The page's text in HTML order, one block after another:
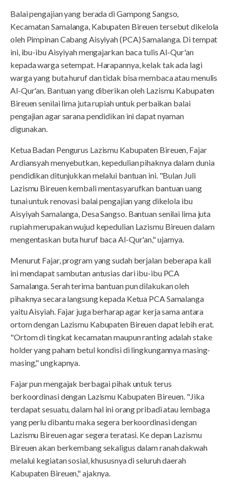
Balai pengajian yang berada di Gampong Sangso,
Kecamatan Samalanga, Kabupaten Bireuen tersebut dikelola
oleh Pimpinan Cabang Aisyiyah (PCA) Samalanga. Di tempat
ini, ibu-ibu Aisyiyah mengajarkan baca tulis Al-Qur'an
kepada warga setempat. Harapannya, kelak tak ada lagi
warga yang buta huruf dan tidak bisa membaca atau menulis
Al-Qur'an. Bantuan yang diberikan oleh Lazismu Kabupaten
Bireuen senilai lima juta rupiah untuk perbaikan balai
pengajian agar sarana pendidikan ini dapat nyaman
digunakan.
Ketua Badan Pengurus Lazismu Kabupaten Bireuen, Fajar
Ardiansyah menyebutkan, kepedulian pihaknya dalam dunia
pendidikan ditunjukkan melalui bantuan ini. "Bulan Juli
Lazismu Bireuen kembali mentasyarufkan bantuan uang
tunai untuk renovasi balai pengajian yang dikelola ibu
Aisyiyah Samalanga, Desa Sangso. Bantuan senilai lima juta
rupiah merupakan wujud kepedulian Lazismu Bireuen dalam
mengentaskan buta huruf baca Al-Qur'an," ujarnya.
Menurut Fajar, program yang sudah berjalan beberapa kali
ini mendapat sambutan antusias dari ibu-ibu PCA
Samalanga. Serah terima bantuan pun dilakukan oleh
pihaknya secara langsung kepada Ketua PCA Samalanga
yaitu Aisyiah. Fajar juga berharap agar kerja sama antara
ortom dengan Lazismu Kabupaten Bireuen dapat lebih erat.
"Ortom di tingkat kecamatan maupun ranting adalah stake
holder yang paham betul kondisi di lingkungannya masing-
masing," ungkapnya.
Fajar pun mengajak berbagai pihak untuk terus
berkoordinasi dengan Lazismu Kabupaten Bireuen. "Jika
terdapat sesuatu, dalam hal ini orang pribadi atau lembaga
yang perlu dibantu maka segera berkoordinasi dengan
Lazismu Bireuen agar segera teratasi. Ke depan Lazismu
Bireuen akan berkembang sekaligus dalam ranah dakwah
melalui kegiatan sosial, khususnya di seluruh daerah
Kabupaten Bireuen," ajaknya.